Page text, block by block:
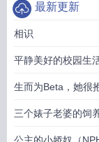
最新更新
相识
平静美好的校园生
生而为Beta，她很
三个婊子老婆的饲